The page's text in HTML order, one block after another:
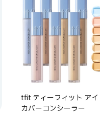
tfit ティーフィット アイ
カバーコンシーラー